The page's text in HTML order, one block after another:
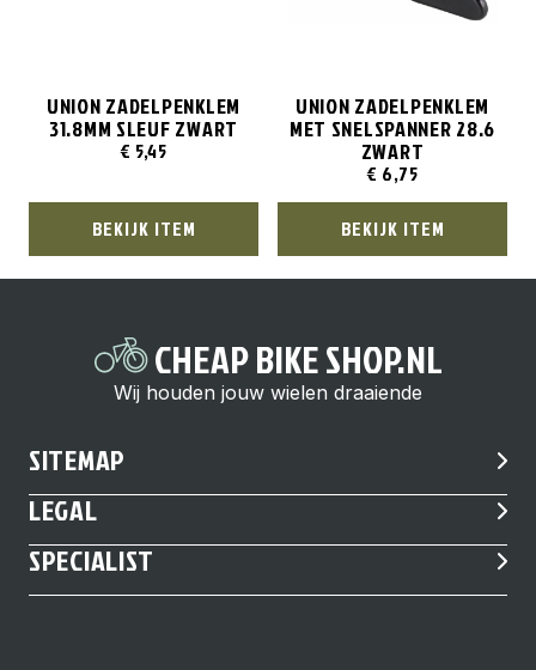
UNION ZADELPENKLEM
31.8MM SLEUF ZWART
€ 5,45
BEKIJK ITEM
UNION ZADELPENKLEM
MET SNELSPANNER 28.6
ZWART
€ 6,75
BEKIJK ITEM
CHEAP BIKE SHOP.NL
Wij houden jouw wielen draaiende
SITEMAP
LEGAL
SPECIALIST